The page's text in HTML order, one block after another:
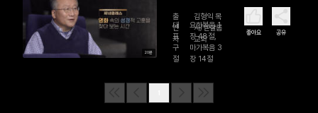
20분
니라 선생
님이 그립
다
출
연
자
김형익 목
사/벧샬롬
교회
대
표
구
절
요한복음 1
장 48절,
마가복음 3
장 14절
좋아요 공유